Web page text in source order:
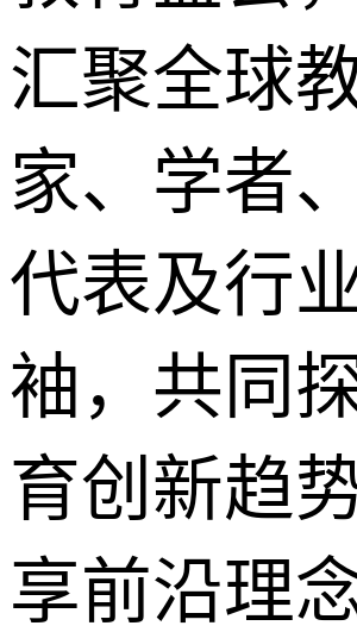
汇聚全球
家、学者
代表及行
袖，共同
育创新趋
享前沿理